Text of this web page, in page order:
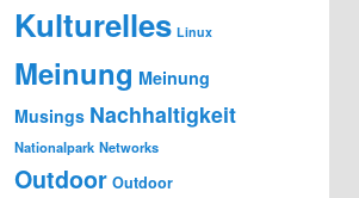
Kulturelles Linux
Meinung Meinung
Musings Nachhaltigkeit
Nationalpark Networks
Outdoor Outdoor